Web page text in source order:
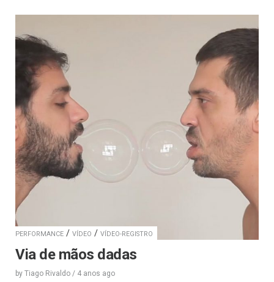
PERFORMANCE / VÍDEO / VÍDEO-REGISTRO
Via de mãos dadas
by Tiago Rivaldo / 4 anos ago